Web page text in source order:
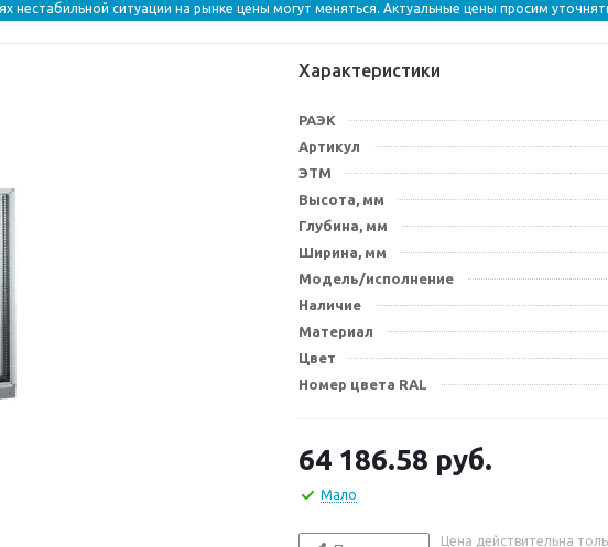
нестабильной ситуации на рынке цены могут меняться. Актуальные цены просим
Характеристики
РАЭК
Артикул
ЭТМ
Высота, мм
Глубина, мм
Ширина, мм
Модель/исполнение
Наличие
Материал
Цвет
Номер цвета RAL
64 186.58 руб.
Мало
Цена действительна